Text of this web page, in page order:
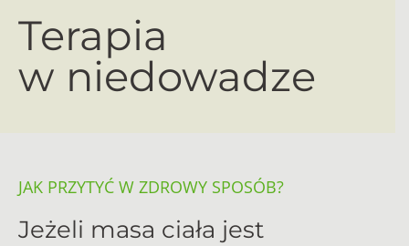
Terapia
w niedowadze
JAK PRZYTYĆ W ZDROWY SPOSÓB?
Jeżeli masa ciała jest